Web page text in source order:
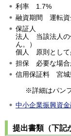
利率
1.7%
融資期間
運転資
保証人
法人
当該法人
ん。）
個人
原則として
担保
必要な場合
信用保証料
宮
※詳細はパン
中小企業振興資
提出書類（下記